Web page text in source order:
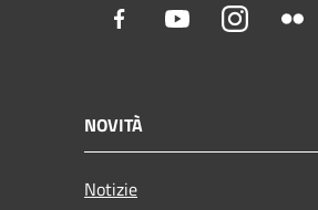
Facebook YoutubeInstagram
NOVITÀ
Notizie